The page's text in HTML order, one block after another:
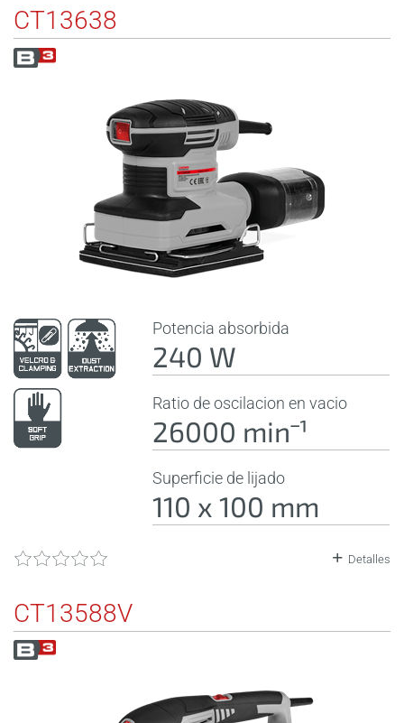
CT13638
Potencia absorbida
240 W
Ratio de oscilacion en vacio
26000 minˉ¹
Superficie de lijado
110 x 100 mm
Detalles
CT13588V